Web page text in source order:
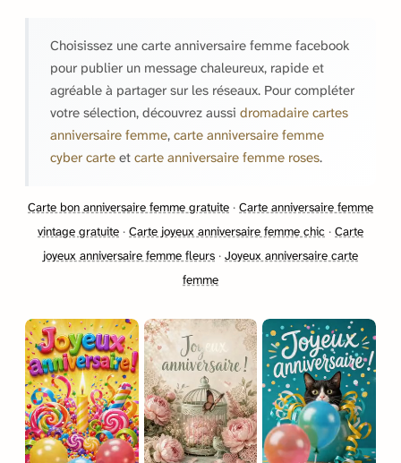
Choisissez une carte anniversaire femme facebook
pour publier un message chaleureux, rapide et
agréable à partager sur les réseaux. Pour compléter
votre sélection, découvrez aussi dromadaire cartes
anniversaire femme, carte anniversaire femme
cyber carte et carte anniversaire femme roses.
Carte bon anniversaire femme gratuite · Carte anniversaire femme
vintage gratuite · Carte joyeux anniversaire femme chic · Carte
joyeux anniversaire femme fleurs · Joyeux anniversaire carte
femme